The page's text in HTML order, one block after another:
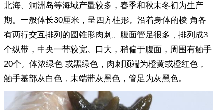
北海、洞洲岛等海域产量较多，春季和秋末冬初为生产
期。一般体长30厘米，呈四方柱形。沿着身体的棱 角各
有两行交互排列的圆锥形肉刺。腹面管足很多，排列成3
个纵带，中央一带较宽。口大，稍偏于腹面，周围有触手
20个。体浓绿色 或黑绿色，肉刺顶端为橙黄或橙红色，
触手基部灰白色，末端带灰黑色，管足为灰黑色。